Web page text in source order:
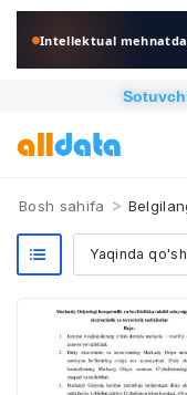
Intellektual
Bosh sahifa >